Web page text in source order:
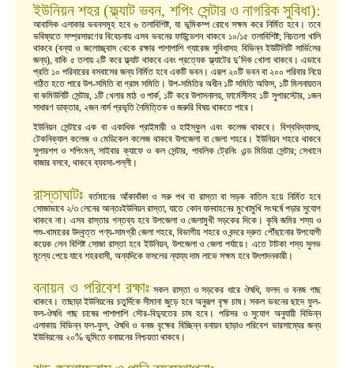
ইউনিয়ন শহর (ফ্ল্যাট ভবন, শপিং সেন্টার ও নাগরিক সুবিধা):
আবাসিক এলাকার ভবনসমূহ হবে ৬ তলাবিশিষ্ট, যা ভূমিকম্প রোধে সক্ষম করে নির্মিত হবে। তবে
ভবিষ্যতে সম্প্রসারণের বিবেচনায় এসব ভবনের ফাউন্ডেশন থাকবে ১০/১৫ তলাবিশিষ্ট; নিচতলা খালি
থাকবে (বন্যা ও জলোচ্ছ্বাস থেকে রক্ষার পাশাপাশি গ্যারেজ সুবিধাসহ বিভিন্ন ইউটিলিটি সার্ভিসের
জন্য), বাকি ৫ তলায় ২টি করে ফ্ল্যাট থাকবে এবং প্রত্যেক ফ্ল্যাটের দু’দিক খোলা থাকবে। এভাবে
প্রতি ১০ পরিবারের বসবাসের জন্য নির্মিত হবে একটি ভবন। এরূপ ২০টি ভবন বা ২০০ পরিবার নিয়ে
গঠিত হতে পারে উপ-সমিতি বা গ্রাম সমিতি। উপ-সমিতির অধীন ১টি সমিতি অফিস, ১টি মিলনায়তন
বা কমিউনিটি সেন্টার, ১টি খেলার মাঠ ও পার্ক, ১টি করে উপাসনালয়, ফার্মেসীসহ ১টি সুপারস্টোর, ১জন
সাধারণ ডাক্তার, ২জন নার্স প্রভৃতি নৈমিত্তিক ও জরুরি বিষয় থাকতে পারে।
ইউনিয়ন সেন্টারে এক বা একাধিক প্রাইমারী ও হাইস্কুল এবং কলেজ থাকবে। বিশ্ববিদ্যালয়,
টেকনিক্যাল কলেজ ও মেডিকেল কলেজ থাকবে উপজেলা বা জেলা শহরে। ইউনিয়ন শহরে থাকবে
সুপারশপ ও শপিংমল, সাইবার ক্যাফে ও কল সেন্টার, পাবলিক ট্রেনিং এন্ড মিডিয়া সেন্টার; সেখানে
বাজার বসবে, থাকবে ব্যবসা-পল্লী।
রাস্তাঘাটঃবর্তমানের আঁকাবাঁকা ও সরু পথ বা রাস্তা বা সড়ক বাতিল হয়ে নির্মিত হবে
সোজাভাবে ২/৩ লেনের আন্তঃইউনিয়ন রাস্তা, যাতে কোন যানবাহনের মুখোমুখি সংঘর্ষে পড়ার সুযোগ
থাকবে না। এসব রাস্তার গন্তব্য হবে উপজেলা ও জেলামুখী সড়কের দিকে। কৃষি জমির শস্য ও
পশু-খামারের উদ্বৃত্ত পণ্য-সামগ্রী জেলা শহরে, বিভাগীয় শহরে ও বন্দরে দ্রুত পৌঁছানোর উপযোগী
কয়েক লেন বিশিষ্ট সোজা রাস্তা হবে ইউনিয়ন, উপজেলা ও জেলা পর্যায়ে। এতে টাটকা শস্য সুলভ
মূল্যে পেয়ে যাবে শহরবাসী, অন্যদিকে ফসলের ন্যায্য দাম লাভে সক্ষম হবে উৎপাদনকারী।
বনায়ন ও পরিবেশ রক্ষাঃসকল রাস্তা ও সড়কের ধারে ঔষধি, ফলদ ও বনজ গাছ
থাকবে। তাছাড়া ইউনিয়নের চতুর্দিকে সীমানা জুড়ে হবে অনুরূপ বৃক্ষ চাষ। সকল ভবনের ছাদে ফুল-
ফল-ঔষধি গাছ চাষের পাশাপাশি সৌর-বিদ্যুতের চাষ হবে। পরিসর ও সুযোগ অনুযায়ী বিভিন্ন
এলাকায় বিভিন্ন ফল-ফুল, ঔষধি ও বনজ বৃক্ষের বিচ্ছিন্ন বনায়ন ছাড়াও পরিবেশ ভারসাম্যের জন্য
ইউনিয়নের ২০% ভূমিতে বনায়নের নিশ্চয়তা থাকবে।